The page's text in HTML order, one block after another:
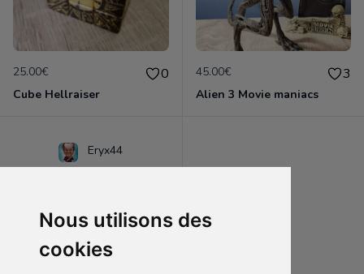
Nous utilisons des
cookies
25.00€ 0
Cube Hellraiser
45.00€ 3
Alien 3 Movie maniacs
Eryx44